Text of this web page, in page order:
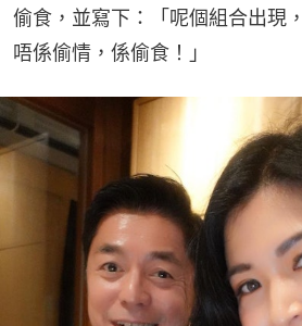
偷食，並寫下：「呢個組合出現
唔係偷情，係偷食！」